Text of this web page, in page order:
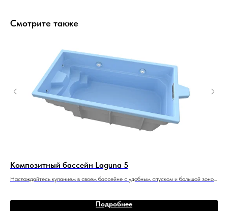
Смотрите также
Композитный бассейн Laguna 5
Наслаждайтесь купанием в своем бассейне с удобным спуском и большой зоной
Подробнее